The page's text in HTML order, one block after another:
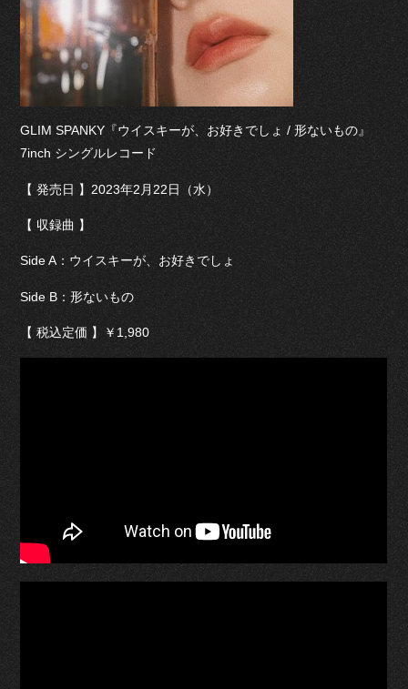
GLIM SPANKY『ウイスキーが、お好きでしょ / 形ないもの』
7inch シングルレコード
【 発売日 】2023年2月22日（水）
【 収録曲 】
Side A：ウイスキーが、お好きでしょ
Side B：形ないもの
【 税込定価 】￥1,980